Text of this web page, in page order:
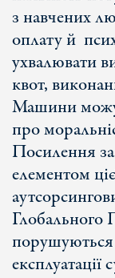
з навчених
оплату й
ухвалювати
квот,
Машини
про
Посилення
елементом
Глобального
порушуються
експлуатації